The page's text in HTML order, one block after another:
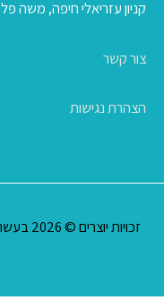
קניון עזריאלי חיפה, משה
צור קשר
הצהרת נגישות
זכויות יוצרים © 2026